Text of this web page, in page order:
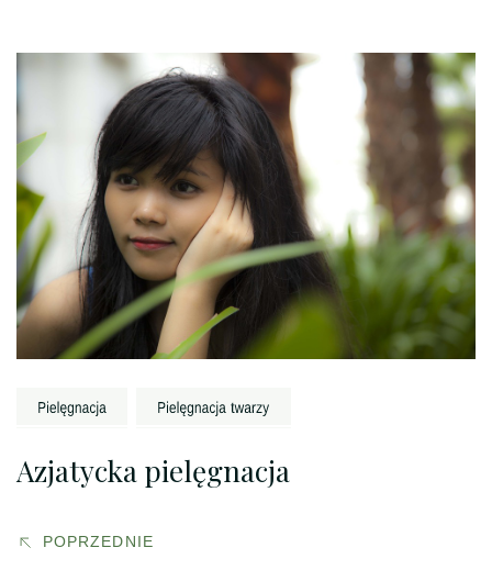
Nawigacja
wpisu
Azjatycka pielęgnacja
POPRZEDNIE